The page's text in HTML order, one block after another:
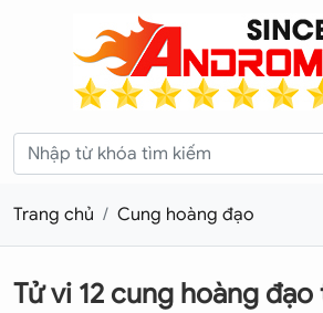
Trang chủ Cung hoàng đạo
Tử vi 12 cung hoàng